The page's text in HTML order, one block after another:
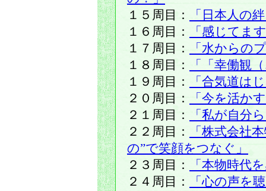
１５周目：
「日本人の
１６周目：
「感じてま
１７周目：
「水からの
１８周目：
「「幸働観
１９周目：
「合気道は
２０周目：
「今を活か
２１周目：
「私が自分
２２周目：
「株式会社
の”で笑顔をつなぐ」
２３周目：
「本物時代
２４周目：
「心の声を